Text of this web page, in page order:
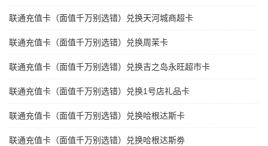
联通充值卡（面值千万别选错）兑换天河城商超卡
联通充值卡（面值千万别选错）兑换周茉卡
联通充值卡（面值千万别选错）兑换吉之岛永旺超市卡
联通充值卡（面值千万别选错）兑换1号店礼品卡
联通充值卡（面值千万别选错）兑换哈根达斯卡
联通充值卡（面值千万别选错）兑换哈根达斯劵